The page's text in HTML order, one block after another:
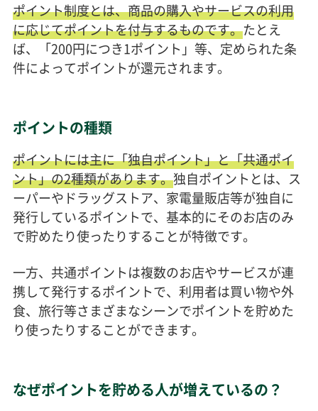
ポイント制度とは、商品の購入やサービスの利用
に応じてポイントを付与するものです。たとえ
ば、「200円につき1ポイント」等、定められた条
件によってポイントが還元されます。
ポイントの種類
ポイントには主に「独自ポイント」と「共通ポイ
ント」の2種類があります。独自ポイントとは、ス
ーパーやドラッグストア、家電量販店等が独自に
発行しているポイントで、基本的にそのお店のみ
で貯めたり使ったりすることが特徴です。
一方、共通ポイントは複数のお店やサービスが連
携して発行するポイントで、利用者は買い物や外
食、旅行等さまざまなシーンでポイントを貯めた
り使ったりすることができます。
なぜポイントを貯める人が増えているの？